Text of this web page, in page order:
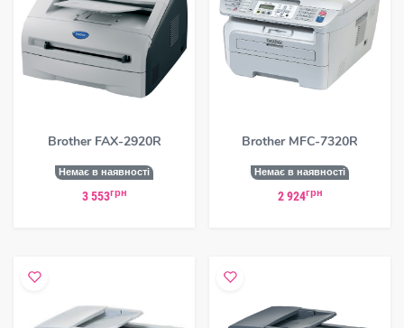
Brother FAX-2920R
Немає в наявності
3 553грн
Brother MFC-7320R
Немає в наявності
2 924грн